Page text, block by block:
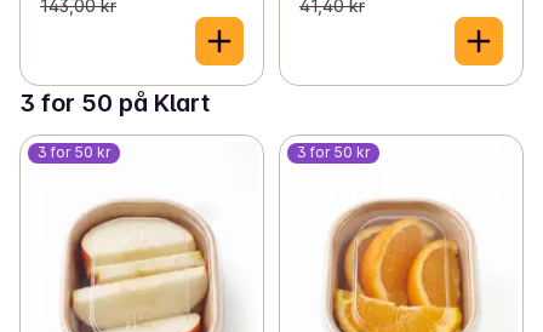
143,00 kr 41,40 kr
3 for 50 på Klart
3 for 50 kr 3 for 50 kr